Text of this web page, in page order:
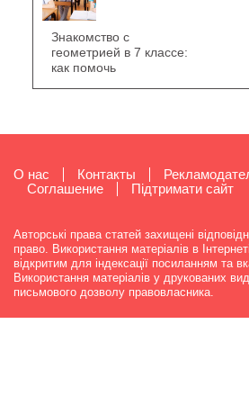
Знакомство с
геометрией в 7 классе:
как помочь
О нас Контакты
Cоглашение
Підтримати сайт
Авторські права статей захищені
право. Використання матеріалів в
відкритим для індексації посиланням та
Використання матеріалів у друкованих
письмового дозволу правовласника.